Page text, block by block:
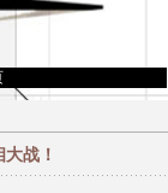
战！